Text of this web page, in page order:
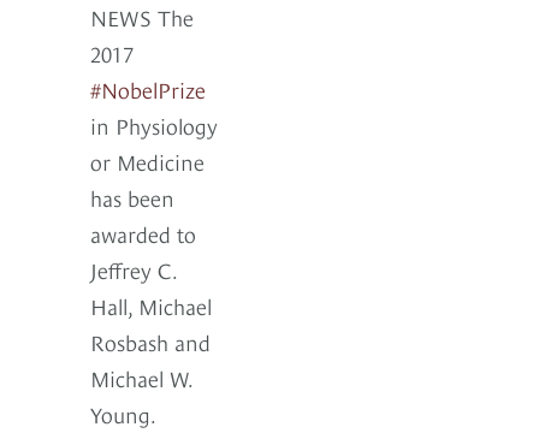
NEWS The
2017
#NobelPrize
in Physiology
or Medicine
has been
awarded to
Jeffrey C.
Hall, Michael
Rosbash and
Michael W.
Young.